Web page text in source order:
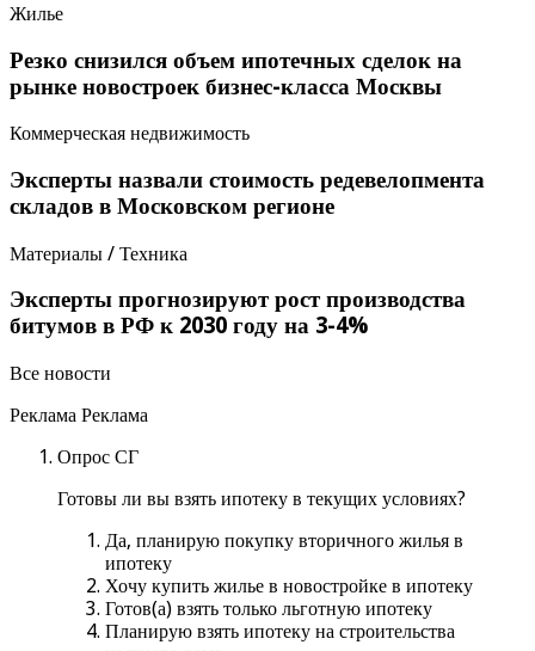
Жилье
Резко снизился объем ипотечных сделок на
рынке новостроек бизнес-класса Москвы
Коммерческая недвижимость
Эксперты назвали стоимость редевелопмента
складов в Московском регионе
Материалы / Техника
Эксперты прогнозируют рост производства
битумов в РФ к 2030 году на 3-4%
Все новости
Реклама Реклама
Опрос СГ
Готовы ли вы взять ипотеку в текущих условиях?
Да, планирую покупку вторичного жилья в
ипотеку
Хочу купить жилье в новостройке в ипотеку
Готов(а) взять только льготную ипотеку
Планирую взять ипотеку на строительства